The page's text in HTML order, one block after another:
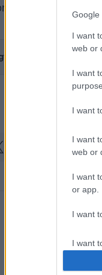
Google
I want
web or
I want
I want
I want
web or
I want
or app.
I want
I want
kívül adásait az
az RTL.hu az elsők
#